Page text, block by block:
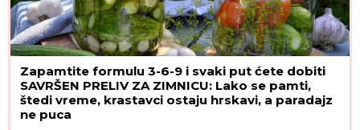
Zapamtite formulu 3-6-9 i svaki put ćete dobiti
SAVRŠEN PRELIV ZA ZIMNICU: Lako se pamti,
štedi vreme, krastavci ostaju hrskavi, a paradajz
ne puca